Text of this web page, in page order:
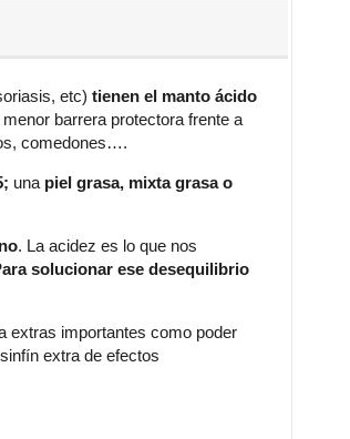
etc)tienen el manto ácido
barrera protectora frente a
comedones….
una piel grasa, mixta grasa o
. La acidez es lo que nos
solucionar ese desequilibrio
extras importantes como poder
extra de efectos